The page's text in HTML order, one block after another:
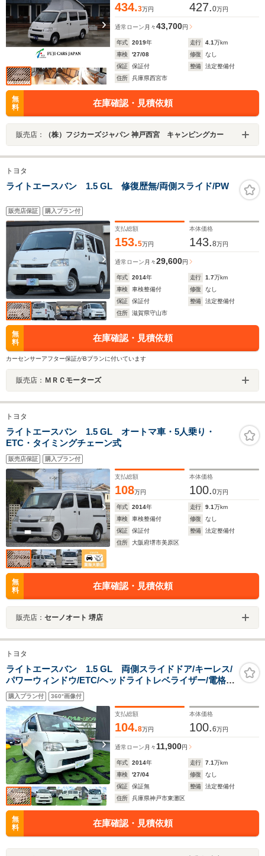
434.3万円 427.0万円
通常ローン 月々43,700円
年式 2019年 走行 4.1万km
車検
'27/08 修復
なし
保証
保証付 整備
法定整備付
住所
兵庫県西宮市
無
料
在庫確認・見積依頼
販売店： （株）フジカーズジャパン 神戸西宮 キャンピングカー
トヨタ
ライトエースバン 1.5 GL 修復歴無/両側スライド/PW
販売店保証 購入プラン付
支払総額
153.5万円
本体価格
143.8万円
通常ローン 月々29,600円
年式 2014年 走行 1.7万km
車検
車検整備付 修復
なし
保証
保証付 整備
法定整備付
住所
滋賀県守山市
無
料
在庫確認・見積依頼
カーセンサーアフター保証がBプランに付いています
販売店： ＭＲＣモーターズ
トヨタ
ライトエースバン 1.5 GL オートマ車・5人乗り・
ETC・タイミングチェーン式
販売店保証 購入プラン付
支払総額
108万円
本体価格
100.0万円
年式 2014年 走行 9.1万km
車検
車検整備付 修復
なし
保証
保証付 整備
法定整備付
住所
大阪府堺市美原区
無
料
在庫確認・見積依頼
販売店： セーノオート 堺店
トヨタ
ライトエースバン 1.5 GL 両側スライドドア/キーレス/
パワーウィンドウ/ETC/ヘッドライトレベライザー/電格ミ
ラー/運転席・助手席エアバック/エアコン/パワステ/フル
フラット/ベンチシート/5人乗り/スペアキー
購入プラン付 360°画像付
支払総額
104.8万円
本体価格
100.6万円
通常ローン 月々 11,900円
年式 2014年 走行 7.1万km
車検
'27/04 修復
なし
保証
保証無 整備
法定整備付
住所
兵庫県神戸市東灘区
無
料
在庫確認・見積依頼